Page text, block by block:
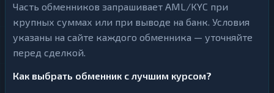
Часть обменников запрашивает AML/KYC при
крупных суммах или при выводе на банк. Условия
указаны на сайте каждого обменника — уточняйте
перед сделкой.
Как выбрать обменник с лучшим курсом?